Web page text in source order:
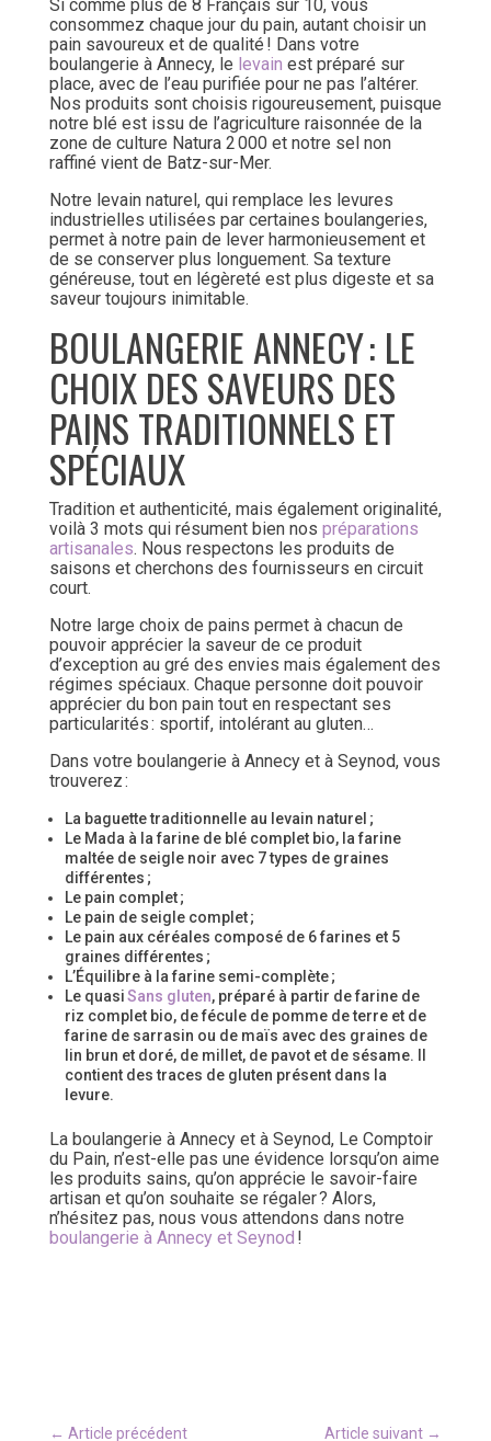
Si comme plus de 8 Français sur 10, vous
consommez chaque jour du pain, autant choisir un
pain savoureux et de qualité ! Dans votre
boulangerie à Annecy, le levain est préparé sur
place, avec de l’eau purifiée pour ne pas l’altérer.
Nos produits sont choisis rigoureusement, puisque
notre blé est issu de l’agriculture raisonnée de la
zone de culture Natura 2 000 et notre sel non
raffiné vient de Batz-sur-Mer.
Notre levain naturel, qui remplace les levures
industrielles utilisées par certaines boulangeries,
permet à notre pain de lever harmonieusement et
de se conserver plus longuement. Sa texture
généreuse, tout en légèreté est plus digeste et sa
saveur toujours inimitable.
BOULANGERIE ANNECY : LE
CHOIX DES SAVEURS DES
PAINS TRADITIONNELS ET
SPÉCIAUX
Tradition et authenticité, mais également originalité,
voilà 3 mots qui résument bien nos préparations
artisanales. Nous respectons les produits de
saisons et cherchons des fournisseurs en circuit
court.
Notre large choix de pains permet à chacun de
pouvoir apprécier la saveur de ce produit
d’exception au gré des envies mais également des
régimes spéciaux. Chaque personne doit pouvoir
apprécier du bon pain tout en respectant ses
particularités : sportif, intolérant au gluten…
Dans votre boulangerie à Annecy et à Seynod, vous
trouverez :
La baguette traditionnelle au levain naturel ;
Le Mada à la farine de blé complet bio, la farine
maltée de seigle noir avec 7 types de graines
différentes ;
Le pain complet ;
Le pain de seigle complet ;
Le pain aux céréales composé de 6 farines et 5
graines différentes ;
L’Équilibre à la farine semi-complète ;
Le quasiSans gluten, préparé à partir de farine de
riz complet bio, de fécule de pomme de terre et de
farine de sarrasin ou de maïs avec des graines de
lin brun et doré, de millet, de pavot et de sésame. Il
contient des traces de gluten présent dans la
levure.
La boulangerie à Annecy et à Seynod, Le Comptoir
du Pain, n’est-elle pas une évidence lorsqu’on aime
les produits sains, qu’on apprécie le savoir-faire
artisan et qu’on souhaite se régaler ? Alors,
n’hésitez pas, nous vous attendons dans notre
boulangerie à Annecy et Seynod !
← Article précédent Article suivant →